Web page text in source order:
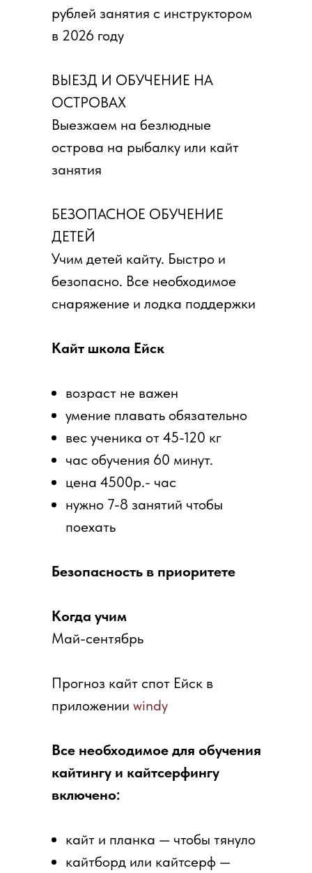
рублей занятия с инструктором
в 2026 году
ВЫЕЗД И ОБУЧЕНИЕ НА
ОСТРОВАХ
Выезжаем на безлюдные
острова на рыбалку или кайт
занятия
БЕЗОПАСНОЕ ОБУЧЕНИЕ
ДЕТЕЙ
Учим детей кайту. Быстро и
безопасно. Все необходимое
снаряжение и лодка поддержки
Кайт школа Ейск
возраст не важен
умение плавать обязательно
вес ученика от 45-120 кг
час обучения 60 минут.
цена 4500р.- час
нужно 7-8 занятий чтобы
поехать
Безопасность в приоритете
Когда учим
Май-сентябрь
Прогноз кайт спот Ейск в
приложении windy
Все необходимое для обучения
кайтингу и кайтсерфингу
включено:
кайт и планка — чтобы тянуло
кайтборд или кайтсерф —